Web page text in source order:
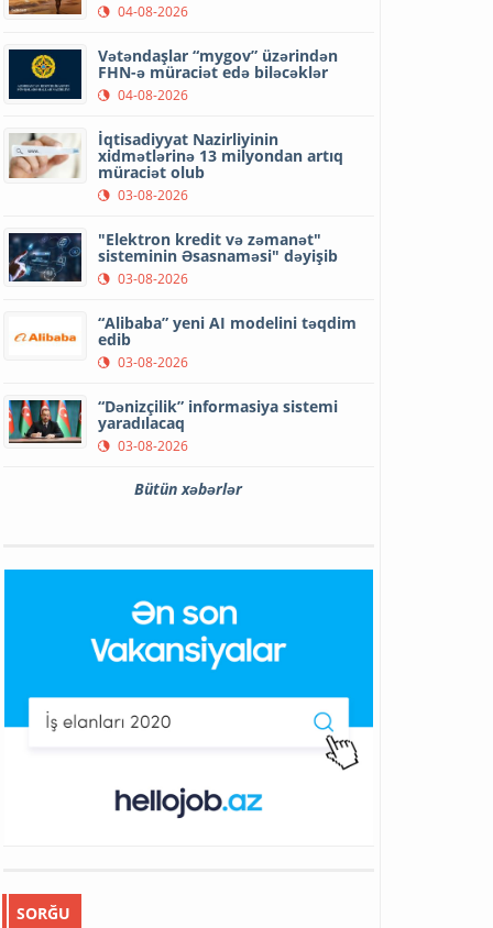
04-08-2026
Vətəndaşlar “mygov” üzərindən
FHN-ə müraciət edə biləcəklər
04-08-2026
İqtisadiyyat Nazirliyinin
xidmətlərinə 13 milyondan artıq
müraciət olub
03-08-2026
"Elektron kredit və zəmanət"
sisteminin Əsasnaməsi" dəyişib
03-08-2026
“Alibaba” yeni AI modelini təqdim
edib
03-08-2026
“Dənizçilik” informasiya sistemi
yaradılacaq
03-08-2026
Bütün xəbərlər
SORĞU